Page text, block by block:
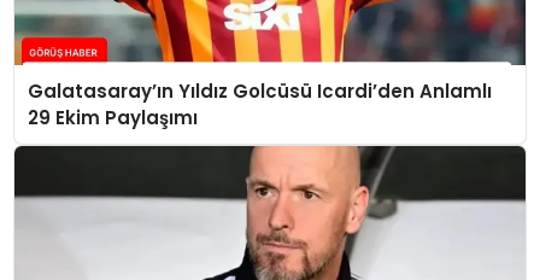
Galatasaray’ın Yıldız Golcüsü Icardi’den Anlamlı
29 Ekim Paylaşımı